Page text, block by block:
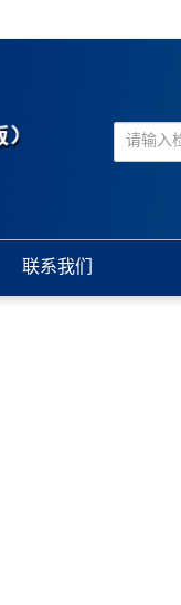
联系我们